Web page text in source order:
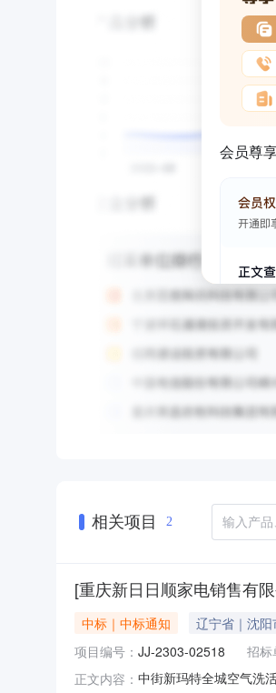
会员尊
相关项目 2
[重庆新日日顺家电销售有
中标｜中标通知
辽宁省｜沈
项目编号： JJ-2303-02518 招标
正文内容： 中街新玛特全城空气洗